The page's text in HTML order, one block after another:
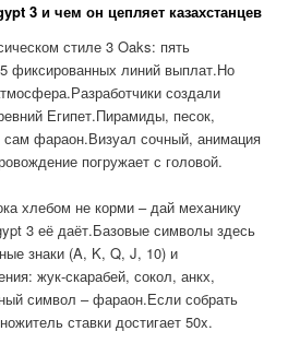
3 и чем он цепляет казахстанцев
стиле 3 Oaks: пять
фиксированных линий выплат.Но
создали
Египет.Пирамиды, песок,
фараон.Визуал сочный, анимация
погружает с головой.
хлебом не корми – дай механику
3 её даёт.Базовые символы здесь
знаки (A, K, Q, J, 10) и
жук-скарабей, сокол, анкх,
символ – фараон.Если собрать
ставки достигает 50x.